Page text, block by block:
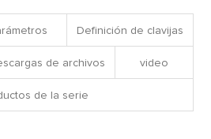
Definición de clavijas
de archivos video
de la serie